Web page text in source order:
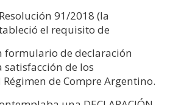
91/2018 (la
el requisito de
formulario de declaración
de los
de Compre Argentino.